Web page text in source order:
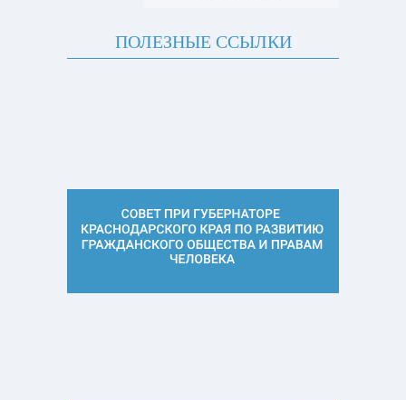
ПОЛЕЗНЫЕ ССЫЛКИ